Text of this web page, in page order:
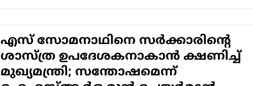
എസ് സോമനാഥിനെ സര്‍ക്കാരിന്റെ
ശാസ്ത്ര ഉപദേശകനാകാന്‍ ക്ഷണിച്ച്
മുഖ്യമന്ത്രി; സന്തോഷമെന്ന്